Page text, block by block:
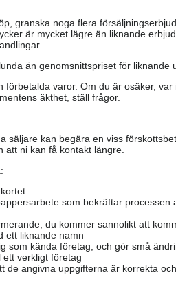
granska noga flera
är mycket lägre än liknande
än genomsnittspriset för liknande
förbetalda varor. Om du är osäker,
äkthet, ställ frågor.
säljare kan begära en viss
ni kan få kontakt längre.
som bekräftar
du kommer sannolikt att
ett liknande namn
som kända företag, och gör små
verkligt företag
de angivna uppgifterna är korrekta